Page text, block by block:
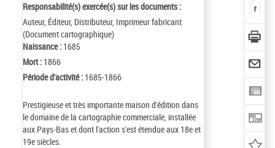
Responsabilité(s) exercée(s) sur les documents :
Auteur, Éditeur, Distributeur, Imprimeur fabricant
(Document cartographique)
Naissance : 1685
Mort : 1866
Période d'activité : 1685-1866
Prestigieuse et très importante maison d'édition dans
le domaine de la cartographie commerciale, installée
aux Pays-Bas et dont l'action s'est étendue aux 18e et
19e siècles.